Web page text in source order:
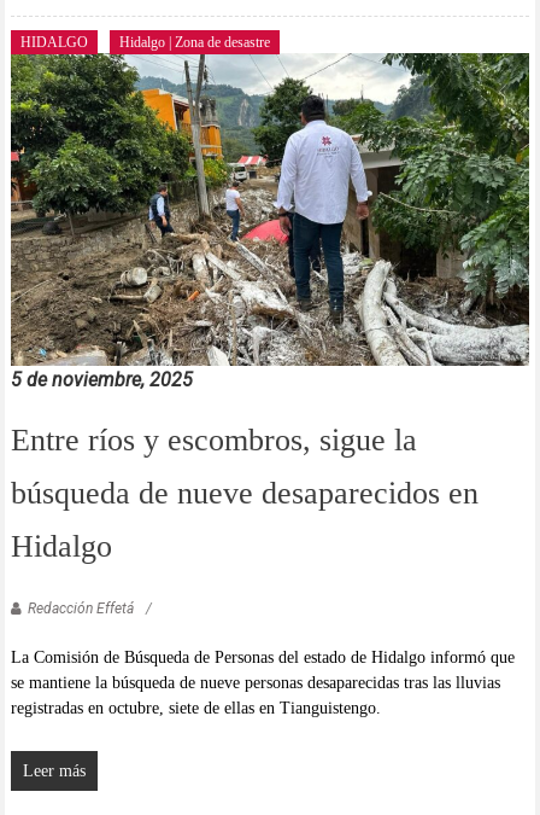
HIDALGO Hidalgo | Zona de desastre
5 de noviembre, 2025
Entre ríos y escombros, sigue la
búsqueda de nueve desaparecidos en
Hidalgo
Redacción Effetá
La Comisión de Búsqueda de Personas del estado de Hidalgo informó que
se mantiene la búsqueda de nueve personas desaparecidas tras las lluvias
registradas en octubre, siete de ellas en Tianguistengo.
Leer más